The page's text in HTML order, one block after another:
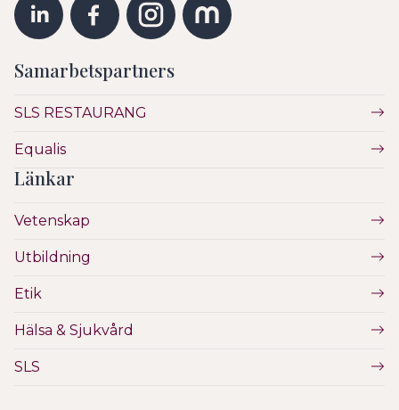
Samarbetspartners
SLS RESTAURANG
Equalis
Länkar
Vetenskap
Utbildning
Etik
Hälsa & Sjukvård
SLS